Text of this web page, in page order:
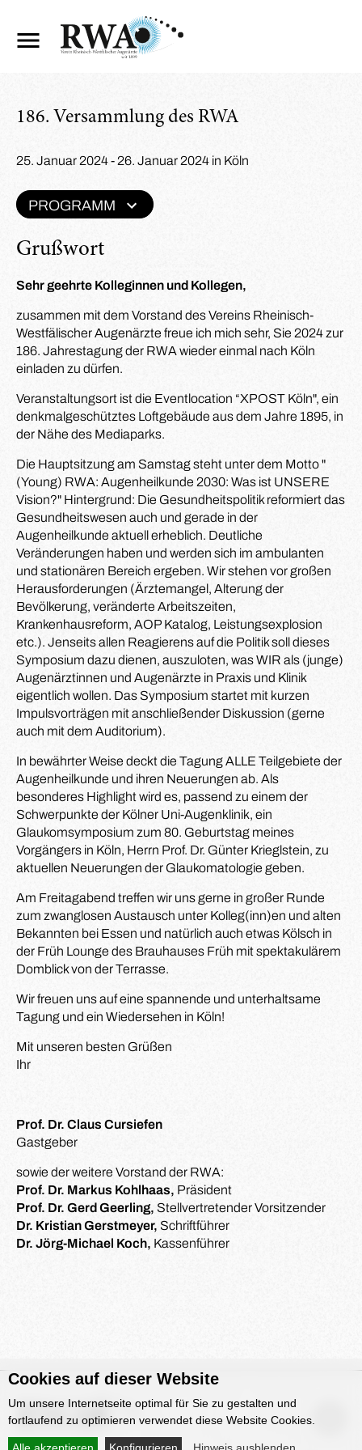
186. Versammlung des RWA
Grußwort
Sehr geehrte Kolleginnen und Kollegen,
zusammen mit dem Vorstand des Vereins Rheinisch-
Westfälischer Augenärzte freue ich mich sehr, Sie 2024 zur
186. Jahrestagung der RWA wieder einmal nach Köln
einladen zu dürfen.
Veranstaltungsort ist die Eventlocation “XPOST Köln", ein
denkmalgeschütztes Loftgebäude aus dem Jahre 1895, in
der Nähe des Mediaparks.
Die Hauptsitzung am Samstag steht unter dem Motto "
(Young) RWA: Augenheilkunde 2030: Was ist UNSERE
Vision?" Hintergrund: Die Gesundheitspolitik reformiert das
Gesundheitswesen auch und gerade in der
Augenheilkunde aktuell erheblich. Deutliche
Veränderungen haben und werden sich im ambulanten
und stationären Bereich ergeben. Wir stehen vor großen
Herausforderungen (Ärztemangel, Alterung der
Bevölkerung, veränderte Arbeitszeiten,
Krankenhausreform, AOP Katalog, Leistungsexplosion
etc.). Jenseits allen Reagierens auf die Politik soll dieses
Symposium dazu dienen, auszuloten, was WIR als (junge)
Augenärztinnen und Augenärzte in Praxis und Klinik
eigentlich wollen. Das Symposium startet mit kurzen
Impulsvorträgen mit anschließender Diskussion (gerne
auch mit dem Auditorium).
In bewährter Weise deckt die Tagung ALLE Teilgebiete der
Augenheilkunde und ihren Neuerungen ab. Als
besonderes Highlight wird es, passend zu einem der
Schwerpunkte der Kölner Uni-Augenklinik, ein
Glaukomsymposium zum 80. Geburtstag meines
Vorgängers in Köln, Herrn Prof. Dr. Günter Krieglstein, zu
aktuellen Neuerungen der Glaukomatologie geben.
Am Freitagabend treffen wir uns gerne in großer Runde
zum zwanglosen Austausch unter Kolleg(inn)en und alten
Bekannten bei Essen und natürlich auch etwas Kölsch in
der Früh Lounge des Brauhauses Früh mit spektakulärem
Domblick von der Terrasse.
Wir freuen uns auf eine spannende und unterhaltsame
Tagung und ein Wiedersehen in Köln!
Mit unseren besten Grüßen
Ihr
Prof. Dr. Claus Cursiefen
Gastgeber
sowie der weitere Vorstand der RWA:
Prof. Dr. Markus Kohlhaas, Präsident
Prof. Dr. Gerd Geerling, Stellvertretender Vorsitzender
Dr. Kristian Gerstmeyer, Schriftführer
Dr. Jörg-Michael Koch, Kassenführer
25. Januar 2024 - 26. Januar 2024 in Köln
PROGRAMM
Cookies auf dieser Website
Um unsere Internetseite optimal für Sie zu gestalten und
fortlaufend zu optimieren verwendet diese Website Cookies.